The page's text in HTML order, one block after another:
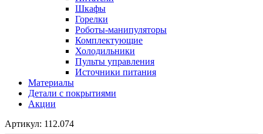
Шкафы
Горелки
Роботы-манипуляторы
Комплектующие
Холодильники
Пульты управления
Источники питания
Материалы
Детали с покрытиями
Акции
Артикул: 112.074